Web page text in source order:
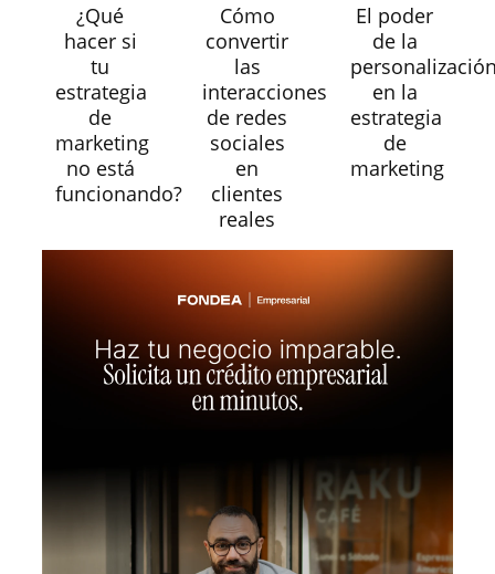
¿Qué
hacer si
tu
estrategia
de
marketing
no está
funcionando?
Cómo
convertir
las
interacciones
de redes
sociales
en
clientes
reales
El poder
de la
en la
estrategia
de
marketing